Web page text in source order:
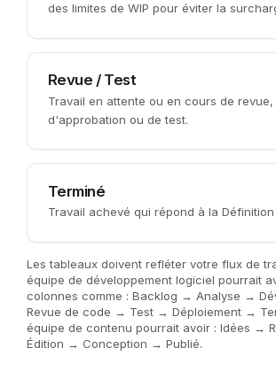
des limites de WIP pour éviter la
Revue / Test
Travail en attente ou en cours de revue,
d'approbation ou de test.
Terminé
Travail achevé qui répond à la Définition
Les tableaux doivent refléter votre flux de
équipe de développement logiciel pourrait
colonnes comme : Backlog → Analyse →
Revue de code → Test → Déploiement →
équipe de contenu pourrait avoir : Idées →
Édition → Conception → Publié.